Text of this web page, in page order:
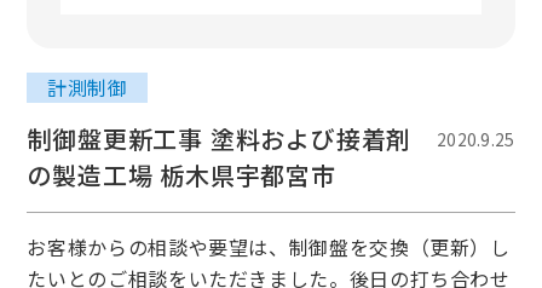
計測制御
制御盤更新工事 塗料および接着剤
の製造工場 栃木県宇都宮市
2020.9.25
お客様からの相談や要望は、制御盤を交換（更新）し
たいとのご相談をいただきました。後日の打ち合わせ